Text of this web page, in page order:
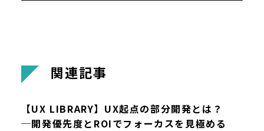
関連記事
【UX LIBRARY】UX起点の部分開発とは？
─開発優先度とROIでフォーカスを見極める